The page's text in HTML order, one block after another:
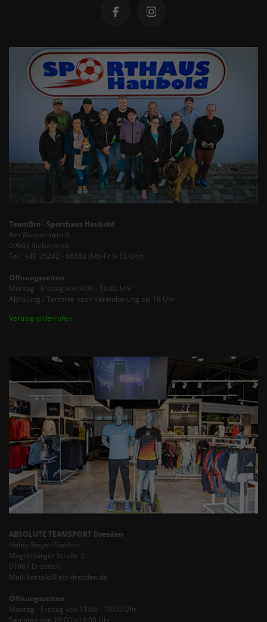
TeamBro - Sporthaus Haubold
Am Wasserturm 6
09603 Siebenlehn
Tel.: +49 35242 - 66683 (Mo-Fr 9-13 Uhr)
Öffnungszeiten
Montag - Freitag von 9:00 - 16:00 Uhr
Abholung / Termine nach Vereinbarung bis 18 Uhr
Vertrag widerrufen
ABSOLUTE TEAMSPORT Dresden
Heinz-Steyer-Stadion
Magdeburger Straße 2
01067 Dresden
Mail: kontakt@ats-dresden.de
Öffnungszeiten
Montag - Freitag von 11:00 - 19:00 Uhr
Samstag von 10:00 - 14:00 Uhr